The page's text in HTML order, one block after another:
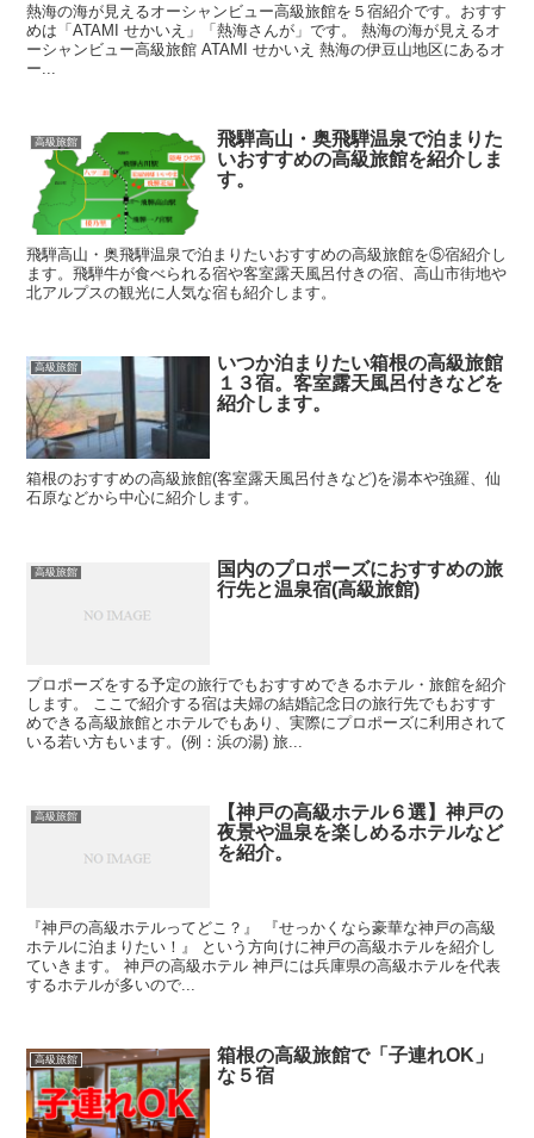
熱海の海が見えるオーシャンビュー高級旅館を５宿紹介です。おすす
めは「ATAMI せかいえ」「熱海さんが」です。 熱海の海が見えるオ
ーシャンビュー高級旅館 ATAMI せかいえ 熱海の伊豆山地区にあるオ
ー...
高級旅館
飛騨高山・奥飛騨温泉で泊まりた
いおすすめの高級旅館を紹介しま
す。
飛騨高山・奥飛騨温泉で泊まりたいおすすめの高級旅館を⑤宿紹介し
ます。飛騨牛が食べられる宿や客室露天風呂付きの宿、高山市街地や
北アルプスの観光に人気な宿も紹介します。
高級旅館
いつか泊まりたい箱根の高級旅館
１３宿。客室露天風呂付きなどを
紹介します。
箱根のおすすめの高級旅館(客室露天風呂付きなど)を湯本や強羅、仙
石原などから中心に紹介します。
高級旅館
国内のプロポーズにおすすめの旅
行先と温泉宿(高級旅館)
プロポーズをする予定の旅行でもおすすめできるホテル・旅館を紹介
します。 ここで紹介する宿は夫婦の結婚記念日の旅行先でもおすす
めできる高級旅館とホテルでもあり、実際にプロポーズに利用されて
いる若い方もいます。(例：浜の湯) 旅...
高級旅館
【神戸の高級ホテル６選】神戸の
夜景や温泉を楽しめるホテルなど
を紹介。
『神戸の高級ホテルってどこ？』 『せっかくなら豪華な神戸の高級
ホテルに泊まりたい！』 という方向けに神戸の高級ホテルを紹介し
ていきます。 神戸の高級ホテル 神戸には兵庫県の高級ホテルを代表
するホテルが多いので...
高級旅館
箱根の高級旅館で「子連れOK」
な５宿